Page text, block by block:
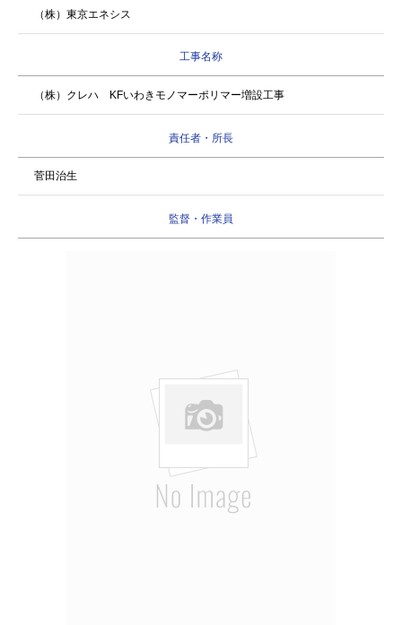
（株）東京エネシス
工事名称
（株）クレハ KFいわきモノマーポリマー増設工事
責任者・所長
菅田治生
監督・作業員